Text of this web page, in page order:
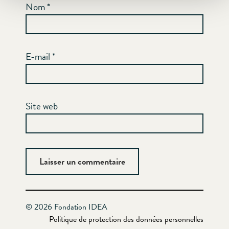
Nom*
E-mail*
Site web
© 2026 Fondation IDEA
Politique de protection des données personnelles